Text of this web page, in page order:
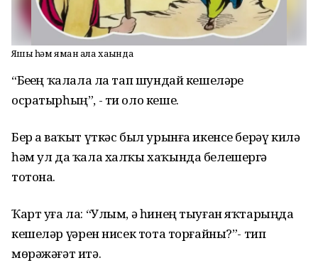
Яҡшы һәм яман ҡала хаҡында
“Беҙҙең ҡалала ла тап шундай кешеләрҙе
осратырһың”, - ти оло кеше.
Бер аҙ ваҡыт үткәс был урынға икенсе берәү килә
һәм ул да ҡала халҡы хаҡында белешергә
тотона.
Ҡарт уға ла: “Улым, ә һинең тыуған яҡтарыңда
кешеләр үҙҙәрен нисек тота торғайны?”- тип
мөрәжәғәт итә.